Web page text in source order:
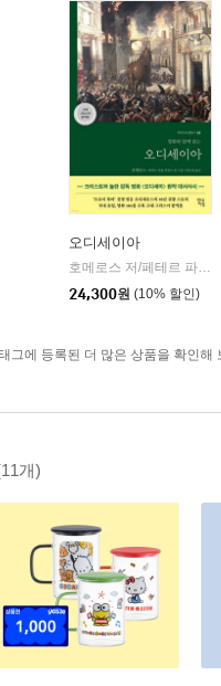
오디세이아
호메로스 저/페테르 파울 루벤스 그림/박문재 역
24,300원 (10% 할인)
그에 등록된 더 많은 상품을 확인해
개)